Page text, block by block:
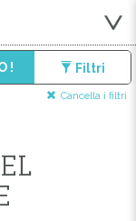
! Filtri
Cancella i filtri